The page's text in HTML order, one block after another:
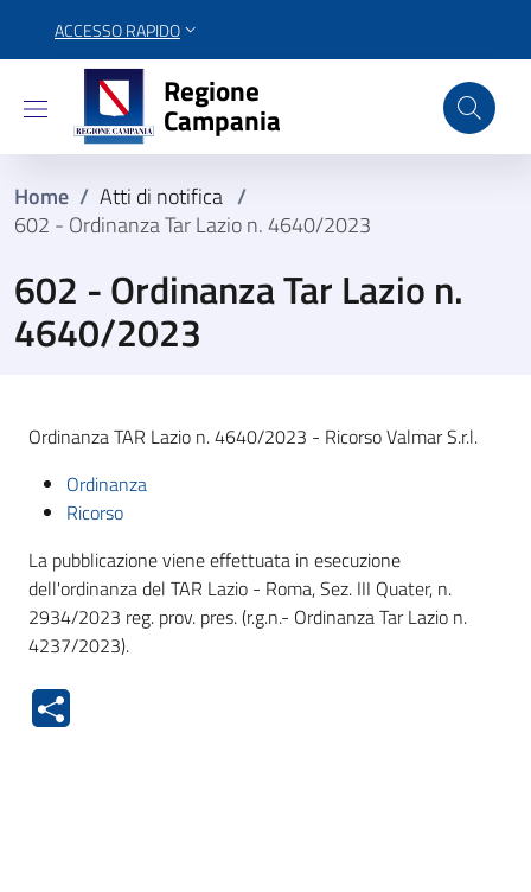
ACCESSO RAPIDO
Regione Campania
Regione
Campania
Home / Atti di notifica /
602 - Ordinanza Tar Lazio n. 4640/2023
602 - Ordinanza Tar Lazio n.
4640/2023
Ordinanza TAR Lazio n. 4640/2023 - Ricorso Valmar S.r.l.
Ordinanza
Ricorso
La pubblicazione viene effettuata in esecuzione
dell'ordinanza del TAR Lazio - Roma, Sez. III Quater, n.
2934/2023 reg. prov. pres. (r.g.n.- Ordinanza Tar Lazio n.
4237/2023).